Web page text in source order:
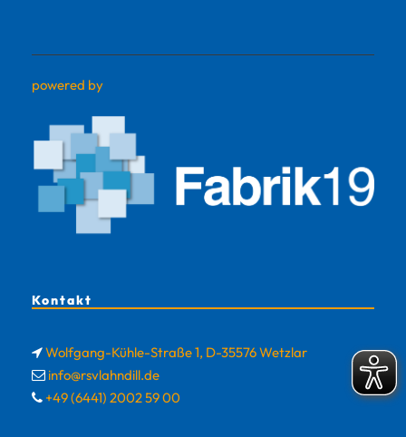
powered by
Kontakt
Wolfgang-Kühle-Straße 1, D-35576 Wetzlar
info@rsvlahndill.de
+49 (6441) 2002 59 00